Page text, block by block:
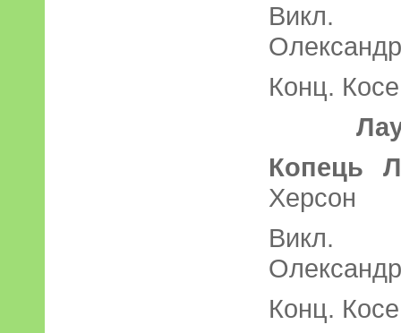
Викл.
Конц.
Копець
Викл.
Конц.